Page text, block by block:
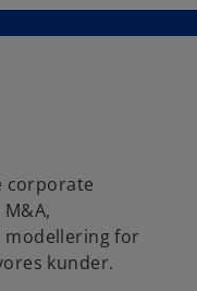
corporate
for
kunder.